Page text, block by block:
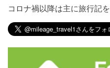
コロナ禍以降は主に旅行記